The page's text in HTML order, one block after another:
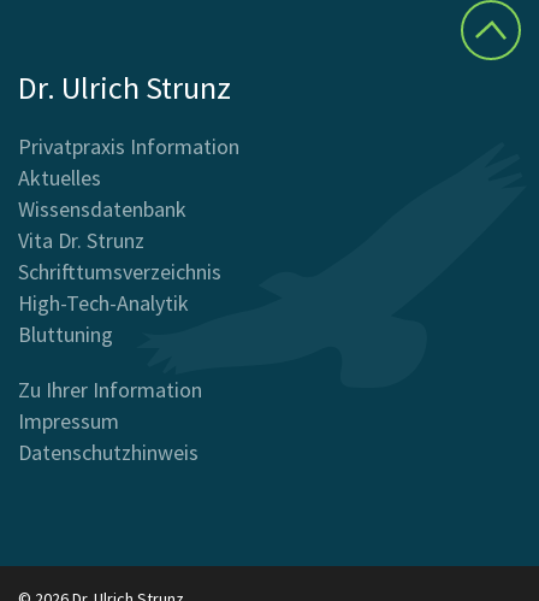
Dr. Ulrich Strunz
Privatpraxis Information
Aktuelles
Wissensdatenbank
Vita Dr. Strunz
Schrifttumsverzeichnis
High-Tech-Analytik
Bluttuning
Zu Ihrer Information
Impressum
Datenschutzhinweis